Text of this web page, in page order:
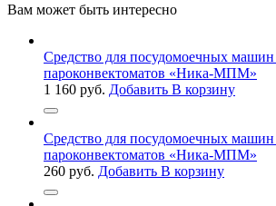
Вам может быть интересно
Средство для посудомоечных
пароконвектоматов «Ника-МПМ»
1 160 руб. Добавить В корзину
Средство для посудомоечных
пароконвектоматов «Ника-МПМ»
260 руб. Добавить В корзину